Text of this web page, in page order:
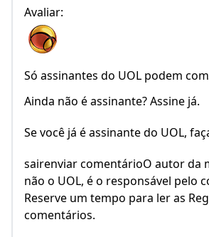
Avaliar:
Só assinantes do UOL podem
Ainda não é assinante? Assine já.
Se você já é assinante do UOL,
sairenviar comentárioO autor da
não o UOL, é o responsável pelo
Reserve um tempo para ler as
comentários.